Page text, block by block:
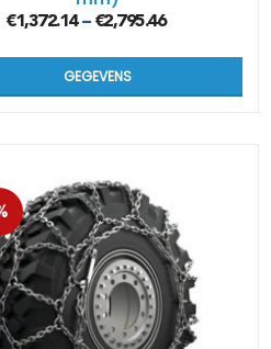
€1,372.14– €2,795.46
GEGEVENS